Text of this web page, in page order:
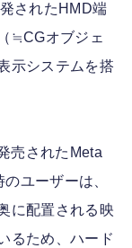
されたHMD端
≒CGオブジェ
示システムを搭
売されたMeta
ユーザーは、
に配置される映
るため、ハード